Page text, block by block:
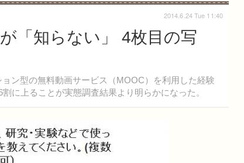
「知らない」 4枚目の写
ン型の無料動画サービス（MOOC）を利用した経験
に上ることが実態調査結果より明らかになった。
2014.6.24 Tue 11:40